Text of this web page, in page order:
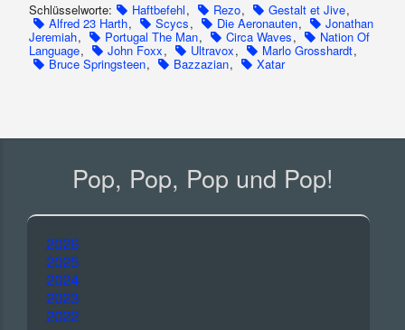
Schlüsselworte: Haftbefehl, Rezo, Gestalt et Jive,
Alfred 23 Harth, Scycs, Die Aeronauten, Jonathan
Jeremiah, Portugal The Man, Circa Waves, Nation Of
Language, John Foxx, Ultravox, Marlo Grosshardt,
Bruce Springsteen, Bazzazian, Xatar
Pop, Pop, Pop und Pop!
2026
2025
2024
2023
2022